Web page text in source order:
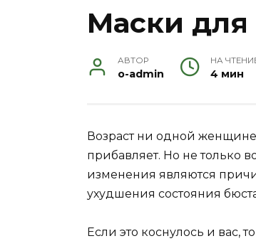
Маски для
АВТОР
o-admin
НА
4 мин
Возраст ни одной
прибавляет. Но не только
изменения являются
ухудшения состояния
Если это коснулось и вас,